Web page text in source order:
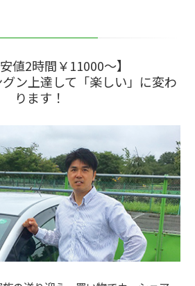
値2時間￥11000～】
ン上達して「楽しい」に変わ
ります！